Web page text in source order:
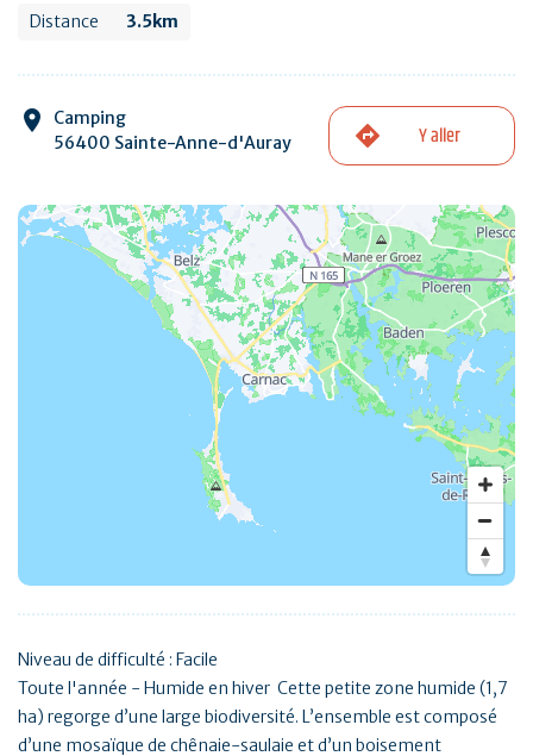
Distance 3.5km
Camping
56400 Sainte-Anne-d'Auray
Y aller
Niveau de difficulté : Facile
Toute l'année - Humide en hiver Cette petite zone humide (1,7
ha) regorge d’une large biodiversité. L’ensemble est composé
d’une mosaïque de chênaie-saulaie et d’un boisement